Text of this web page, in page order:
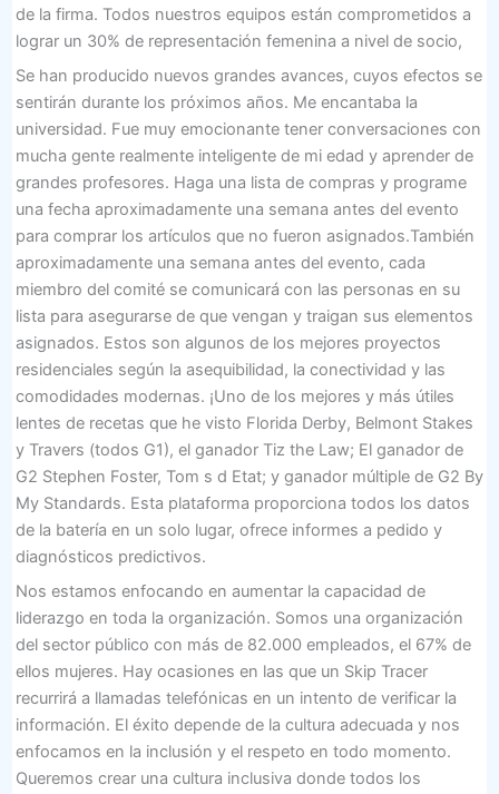
de la firma. Todos nuestros equipos están comprometidos a
lograr un 30% de representación femenina a nivel de socio,
Se han producido nuevos grandes avances, cuyos efectos se
sentirán durante los próximos años. Me encantaba la
universidad. Fue muy emocionante tener conversaciones con
mucha gente realmente inteligente de mi edad y aprender de
grandes profesores. Haga una lista de compras y programe
una fecha aproximadamente una semana antes del evento
para comprar los artículos que no fueron asignados.También
aproximadamente una semana antes del evento, cada
miembro del comité se comunicará con las personas en su
lista para asegurarse de que vengan y traigan sus elementos
asignados. Estos son algunos de los mejores proyectos
residenciales según la asequibilidad, la conectividad y las
comodidades modernas. ¡Uno de los mejores y más útiles
lentes de recetas que he visto Florida Derby, Belmont Stakes
y Travers (todos G1), el ganador Tiz the Law; El ganador de
G2 Stephen Foster, Tom s d Etat; y ganador múltiple de G2 By
My Standards. Esta plataforma proporciona todos los datos
de la batería en un solo lugar, ofrece informes a pedido y
diagnósticos predictivos.
Nos estamos enfocando en aumentar la capacidad de
liderazgo en toda la organización. Somos una organización
del sector público con más de 82.000 empleados, el 67% de
ellos mujeres. Hay ocasiones en las que un Skip Tracer
recurrirá a llamadas telefónicas en un intento de verificar la
información. El éxito depende de la cultura adecuada y nos
enfocamos en la inclusión y el respeto en todo momento.
Queremos crear una cultura inclusiva donde todos los